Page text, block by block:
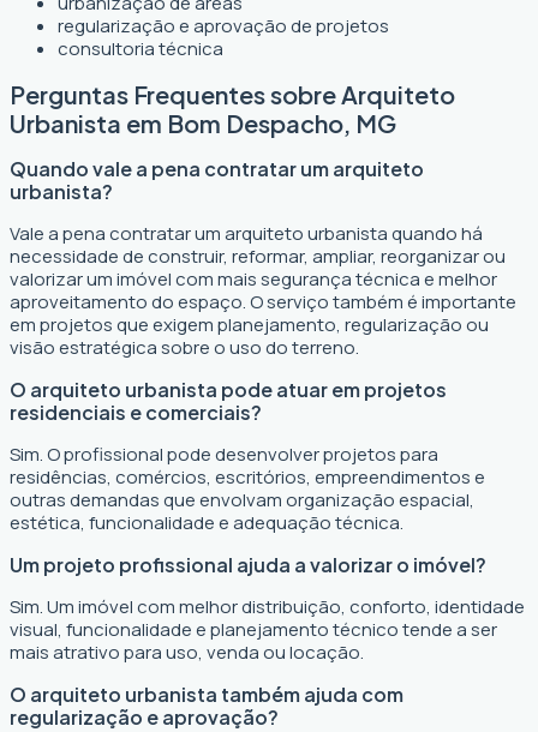
regularização e aprovação de projetos
consultoria técnica
Perguntas Frequentes sobre Arquiteto
Urbanista em Bom Despacho, MG
Quando vale a pena contratar um arquiteto
urbanista?
Vale a pena contratar um arquiteto urbanista quando há
necessidade de construir, reformar, ampliar, reorganizar ou
valorizar um imóvel com mais segurança técnica e melhor
aproveitamento do espaço. O serviço também é importante
em projetos que exigem planejamento, regularização ou
visão estratégica sobre o uso do terreno.
O arquiteto urbanista pode atuar em projetos
residenciais e comerciais?
Sim. O profissional pode desenvolver projetos para
residências, comércios, escritórios, empreendimentos e
outras demandas que envolvam organização espacial,
estética, funcionalidade e adequação técnica.
Um projeto profissional ajuda a valorizar o imóvel?
Sim. Um imóvel com melhor distribuição, conforto, identidade
visual, funcionalidade e planejamento técnico tende a ser
mais atrativo para uso, venda ou locação.
O arquiteto urbanista também ajuda com
regularização e aprovação?